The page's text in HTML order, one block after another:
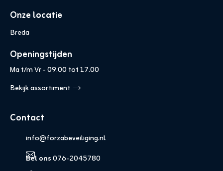
Onze locatie
Breda
Openingstijden
Ma t/m Vr - 09.00 tot 17.00
Bekijk assortiment
Contact
info@forzabeveiliging.nl
Bel ons076-2045780